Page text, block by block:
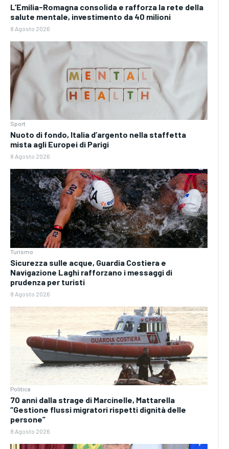
L’Emilia-Romagna consolida e rafforza la rete della
salute mentale, investimento da 40 milioni
8 Agosto 2026
Sport
Nuoto di fondo, Italia d’argento nella staffetta
mista agli Europei di Parigi
8 Agosto 2026
Turismo
Sicurezza sulle acque, Guardia Costiera e
Navigazione Laghi rafforzano i messaggi di
prudenza per turisti
8 Agosto 2026
Politica
70 anni dalla strage di Marcinelle, Mattarella
“Gestione flussi migratori rispetti dignità delle
persone”
8 Agosto 2026